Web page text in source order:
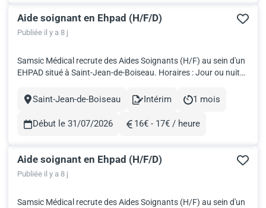
Aide soignant en Ehpad (H/F/D)
Publiée il y a 8 j
Samsic Médical recrute des Aides Soignants (H/F) au sein d'un
EHPAD situé à Saint-Jean-de-Boiseau. Horaires : Jour ou nuit
Travailler en intérim avec Samsic Médical, c'est: Fondé par des
Ville
Saint-Jean-de-Boiseau
Contract
Intérim
Durée
1 mois
Début le 31/07/2026
Rémunération
16€ - 17€ / heure
Aide soignant en Ehpad (H/F/D)
Publiée il y a 8 j
Samsic Médical recrute des Aides Soignants (H/F) au sein d'un